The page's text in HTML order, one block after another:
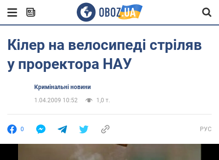
Кілер на велосипеді стріляв
у проректора НАУ
Кримінальні новини
1.04.2009 10:52
1,0 т.
0 РУС